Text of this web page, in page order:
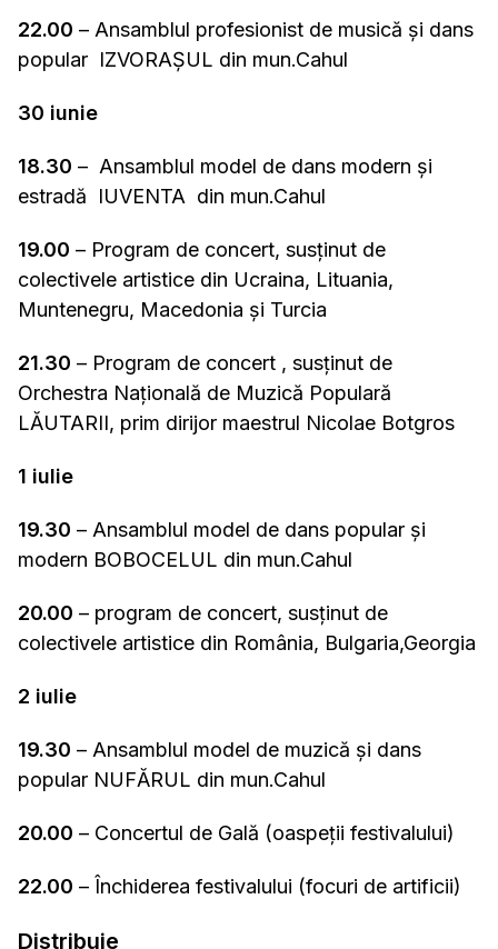
22.00 – Ansamblul profesionist de musică și dans
popular IZVORAȘUL din mun.Cahul
30 iunie
18.30 – Ansamblul model de dans modern și
estradă IUVENTA din mun.Cahul
19.00 – Program de concert, susținut de
colectivele artistice din Ucraina, Lituania,
Muntenegru, Macedonia și Turcia
21.30 – Program de concert , susținut de
Orchestra Națională de Muzică Populară
LĂUTARII, prim dirijor maestrul Nicolae Botgros
1 iulie
19.30 – Ansamblul model de dans popular și
modern BOBOCELUL din mun.Cahul
20.00 – program de concert, susținut de
colectivele artistice din România, Bulgaria,Georgia
2 iulie
19.30 – Ansamblul model de muzică și dans
popular NUFĂRUL din mun.Cahul
20.00 – Concertul de Gală (oaspeții festivalului)
22.00 – Închiderea festivalului (focuri de artificii)
Distribuie